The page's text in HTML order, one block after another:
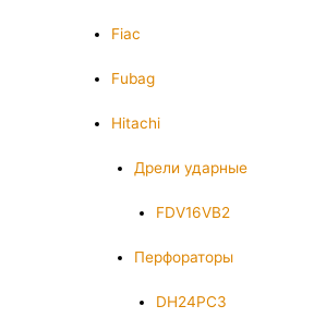
Fiac
Fubag
Hitachi
Дрели ударные
FDV16VB2
Перфораторы
DH24PC3